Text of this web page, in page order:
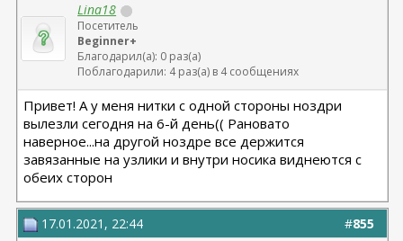
Lina18
Посетитель
Beginner+
Благодарил(а): 0 раз(а)
Поблагодарили: 4 раз(а) в 4 сообщениях
Привет! А у меня нитки с одной стороны ноздри
вылезли сегодня на 6-й день(( Рановато
наверное...на другой ноздре все держится
завязанные на узлики и внутри носика виднеются с
обеих сторон
#855
17.01.2021, 22:44